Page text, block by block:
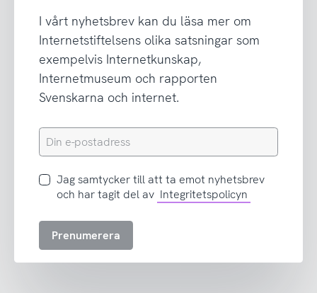
I vårt nyhetsbrev kan du läsa mer om
Internetstiftelsens olika satsningar som
exempelvis Internetkunskap,
Internetmuseum och rapporten
Svenskarna och internet.
Din
e-
Jag
samtycker
att
Jag samtycker till att ta emot nyhetsbrev
och har tagit del av Integritetspolicyn
Prenumerera